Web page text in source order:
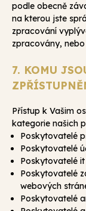
podle obecně
na kterou jste
zpracování
zpracovány,
7. KOMU
Přístup k Vašim
kategorie našich
Poskytovatelé
Poskytovatelé
Poskytovatelé
Poskytovatelé
webových
Poskytovatelé